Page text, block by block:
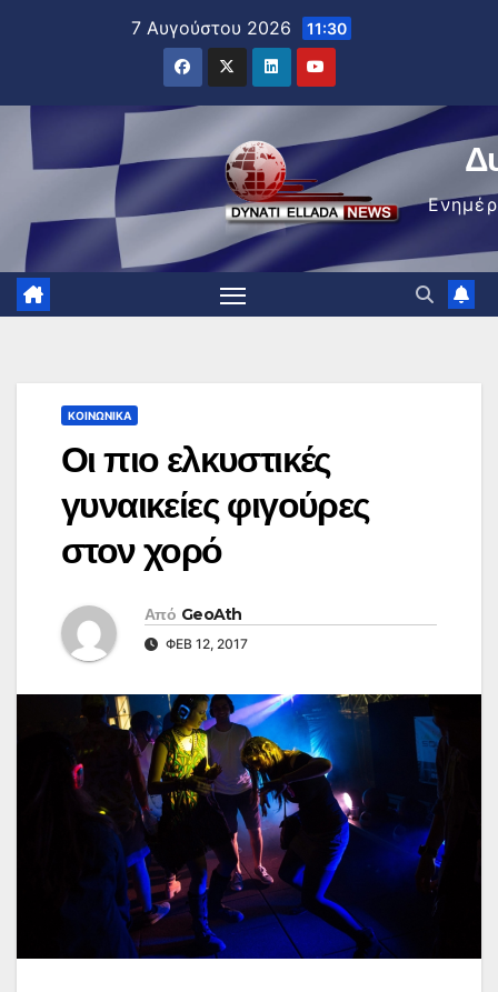
7 Αυγούστου 2026 11:30
ΚΟΙΝΩΝΙΚΆ
Οι πιο ελκυστικές
γυναικείες φιγούρες
στον χορό
Από GeoAth
ΦΕΒ 12, 2017